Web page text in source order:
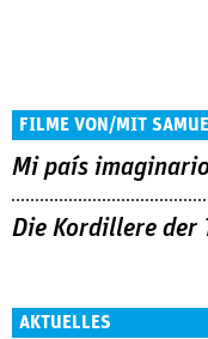
FILME VON/MIT
Mi país
Die Kordillere der
AKTUELLES